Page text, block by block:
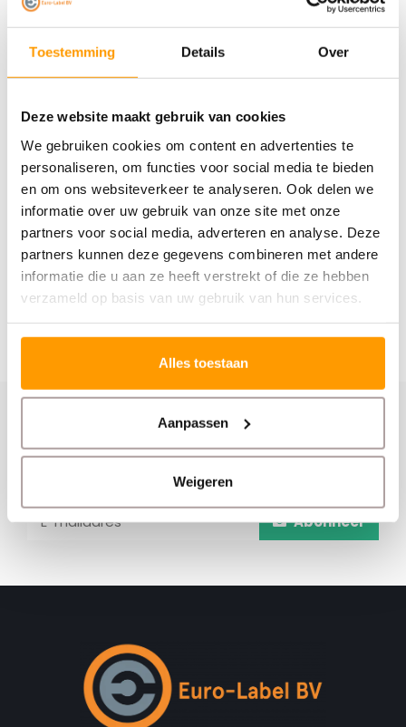
Toestemming Details Over
Deze website maakt gebruik van cookies
We gebruiken cookies om content en advertenties te
personaliseren, om functies voor social media te bieden
en om ons websiteverkeer te analyseren. Ook delen we
informatie over uw gebruik van onze site met onze
partners voor social media, adverteren en analyse. Deze
partners kunnen deze gegevens combineren met andere
informatie die u aan ze heeft verstrekt of die ze hebben
verzameld op basis van uw gebruik van hun services.
Alles toestaan
Aanpassen
Weigeren
op rol.
Ideaal om de boven- en onderkant van uw dozen te
Specificaties
Reviews
Gerelateerde producten
Schrijf je hier in voor onze nieuwsbrief
Ontvang onze nieuwste aanbiedingen en
kortingscodes
Abonneer